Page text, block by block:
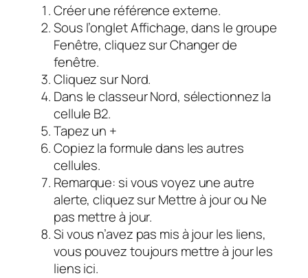
Créer une référence externe.
Sous l’onglet Affichage, dans le groupe
Fenêtre, cliquez sur Changer de
fenêtre.
Cliquez sur Nord.
Dans le classeur Nord, sélectionnez la
cellule B2.
Tapez un +
Copiez la formule dans les autres
cellules.
Remarque: si vous voyez une autre
alerte, cliquez sur Mettre à jour ou Ne
pas mettre à jour.
Si vous n’avez pas mis à jour les liens,
vous pouvez toujours mettre à jour les
liens ici.